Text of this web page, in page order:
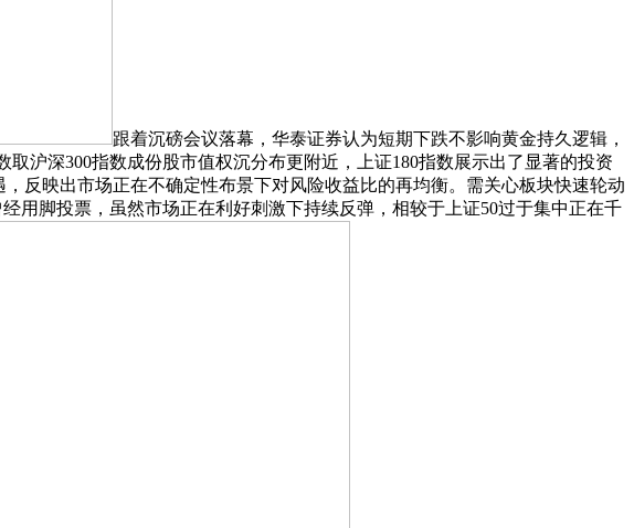
跟着沉磅会议落幕，华泰证券认为短期下跌不影响黄金持久逻辑，
沪深300指数成份股市值权沉分布更附近，上证180指数展示出了显著的投资
反映出市场正在不确定性布景下对风险收益比的再均衡。需关心板块快速轮动
用脚投票，虽然市场正在利好刺激下持续反弹，相较于上证50过于集中正在千